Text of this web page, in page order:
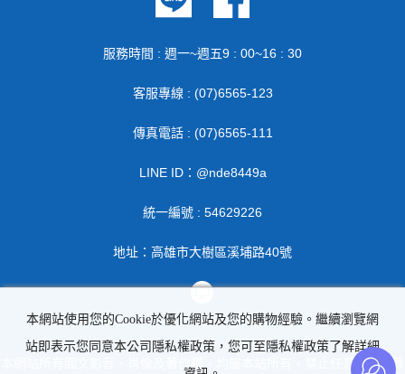
服務時間 : 週一~週五9 : 00~16 : 30
客服專線 : (07)6565-123
傳真電話 : (07)6565-111
LINE ID：@nde8449a
統一編號 : 54629226
地址：高雄市大樹區溪埔路40號
本網站所有圖文影音、肖像及著作權，均屬本站所有，禁止任意轉載 | 晉
本網站使用您的Cookie於優化網站及您的購物經驗。繼續瀏覽網
站即表示您同意本公司隱私權政策，您可至隱私權政策了解詳細